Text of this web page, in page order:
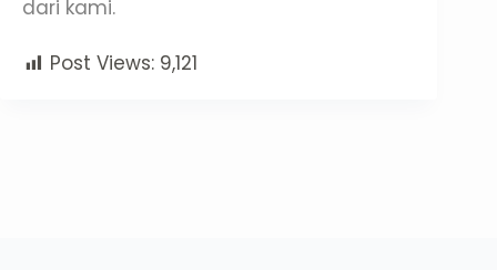
dari kami.
Post Views: 9,121